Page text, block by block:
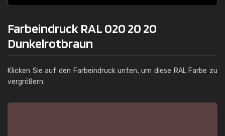
Farbeindruck RAL 020 20 20
Dunkelrotbraun
Klicken Sie auf den Farbeindruck unten, um diese RAL Farbe zu
vergrößern: